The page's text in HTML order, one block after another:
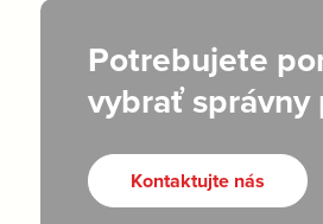
Potrebujete
vybrať správny
Kontaktujte nás